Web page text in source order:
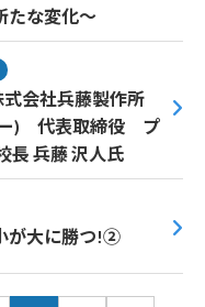
たな変化～
会社兵藤製作所
ー) 代表取締役 プ
長 兵藤 沢人氏
が大に勝つ!②